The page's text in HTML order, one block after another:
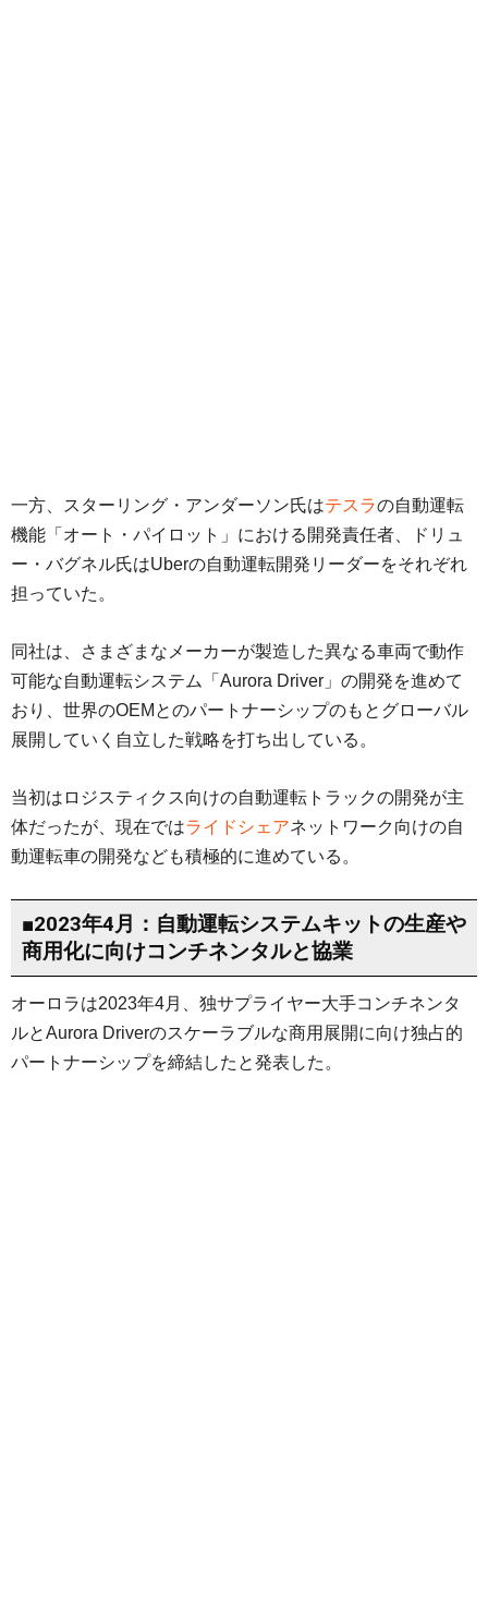
一方、スターリング・アンダーソン氏はテスラの自動運転
機能「オート・パイロット」における開発責任者、ドリュ
ー・バグネル氏はUberの自動運転開発リーダーをそれぞれ
担っていた。
同社は、さまざまなメーカーが製造した異なる車両で動作
可能な自動運転システム「Aurora Driver」の開発を進めて
おり、世界のOEMとのパートナーシップのもとグローバル
展開していく自立した戦略を打ち出している。
当初はロジスティクス向けの自動運転トラックの開発が主
体だったが、現在ではライドシェアネットワーク向けの自
動運転車の開発なども積極的に進めている。
■2023年4月：自動運転システムキットの生産や
商用化に向けコンチネンタルと協業
オーロラは2023年4月、独サプライヤー大手コンチネンタ
ルとAurora Driverのスケーラブルな商用展開に向け独占的
パートナーシップを締結したと発表した。